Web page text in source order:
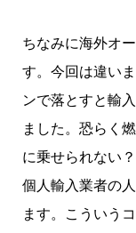
ちなみに海外オ
す。今回は違い
ンで落とすと輸
ました。恐らく
に乗せられない
個人輸入業者の
ます。こういう